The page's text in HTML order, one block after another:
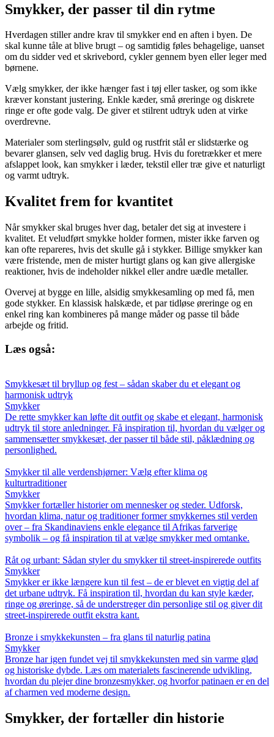
Smykker, der passer til din rytme
Hverdagen stiller andre krav til smykker end en aften i byen. De
skal kunne tåle at blive brugt – og samtidig føles behagelige, uanset
om du sidder ved et skrivebord, cykler gennem byen eller leger med
børnene.
Vælg smykker, der ikke hænger fast i tøj eller tasker, og som ikke
kræver konstant justering. Enkle kæder, små øreringe og diskrete
ringe er ofte gode valg. De giver et stilrent udtryk uden at virke
overdrevne.
Materialer som sterlingsølv, guld og rustfrit stål er slidstærke og
bevarer glansen, selv ved daglig brug. Hvis du foretrækker et mere
afslappet look, kan smykker i læder, tekstil eller træ give et naturligt
og varmt udtryk.
Kvalitet frem for kvantitet
Når smykker skal bruges hver dag, betaler det sig at investere i
kvalitet. Et veludført smykke holder formen, mister ikke farven og
kan ofte repareres, hvis det skulle gå i stykker. Billige smykker kan
være fristende, men de mister hurtigt glans og kan give allergiske
reaktioner, hvis de indeholder nikkel eller andre uædle metaller.
Overvej at bygge en lille, alsidig smykkesamling op med få, men
gode stykker. En klassisk halskæde, et par tidløse øreringe og en
enkel ring kan kombineres på mange måder og passe til både
arbejde og fritid.
Læs også:
Smykkesæt til bryllup og fest – sådan skaber du et elegant og
harmonisk udtryk
Smykker
De rette smykker kan løfte dit outfit og skabe et elegant, harmonisk
udtryk til store anledninger. Få inspiration til, hvordan du vælger og
sammensætter smykkesæt, der passer til både stil, påklædning og
personlighed.
Smykker til alle verdenshjørner: Vælg efter klima og
kulturtraditioner
Smykker
Smykker fortæller historier om mennesker og steder. Udforsk,
hvordan klima, natur og traditioner former smykkernes stil verden
over – fra Skandinaviens enkle elegance til Afrikas farverige
symbolik – og få inspiration til at vælge smykker med omtanke.
Råt og urbant: Sådan styler du smykker til street-inspirerede outfits
Smykker
Smykker er ikke længere kun til fest – de er blevet en vigtig del af
det urbane udtryk. Få inspiration til, hvordan du kan style kæder,
ringe og øreringe, så de understreger din personlige stil og giver dit
street-inspirerede outfit ekstra kant.
Bronze i smykkekunsten – fra glans til naturlig patina
Smykker
Bronze har igen fundet vej til smykkekunsten med sin varme glød
og historiske dybde. Læs om materialets fascinerende udvikling,
hvordan du plejer dine bronzesmykker, og hvorfor patinaen er en del
af charmen ved moderne design.
Smykker, der fortæller din historie